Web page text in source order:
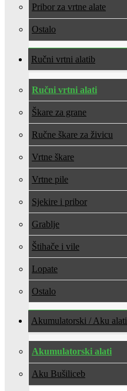
Pribor za vrtne alate
Ostalo
Ručni vrtni alati
Ručni vrtni alati
Škare za grane
Ručne škare za živicu
Vrtne škare
Vrtne pile
Sjekire i pribor
Grablje
Štihače i vile
Lopate
Ostalo
Akumulatorski / Aku alati
Akumulatorski alati
Aku Bušilice